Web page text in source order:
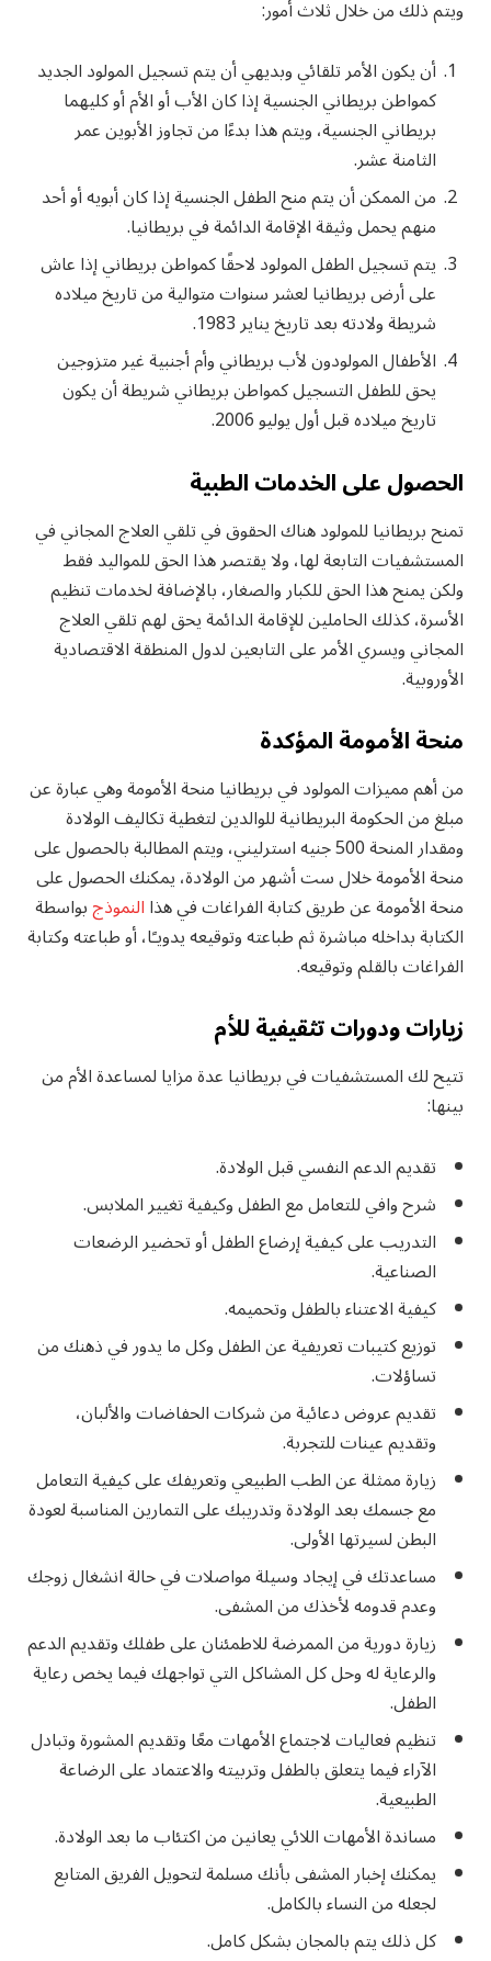
ويتم ذلك من خلال ثلاث أمور:
أن يكون الأمر تلقائي وبديهي أن يتم تسجيل المولود الجديد
كمواطن بريطاني الجنسية إذا كان الأب أو الأم أو كليهما
بريطاني الجنسية، ويتم هذا بدءًا من تجاوز الأبوين عمر
الثامنة عشر.
من الممكن أن يتم منح الطفل الجنسية إذا كان أبويه أو أحد
منهم يحمل وثيقة الإقامة الدائمة في بريطانيا.
يتم تسجيل الطفل المولود لاحقًا كمواطن بريطاني إذا عاش
على أرض بريطانيا لعشر سنوات متوالية من تاريخ ميلاده
شريطة ولادته بعد تاريخ يناير 1983.
الأطفال المولودون لأب بريطاني وأم أجنبية غير متزوجين
يحق للطفل التسجيل كمواطن بريطاني شريطة أن يكون
تاريخ ميلاده قبل أول يوليو 2006.
الحصول على الخدمات الطبية
تمنح بريطانيا للمولود هناك الحقوق في تلقي العلاج المجاني في
المستشفيات التابعة لها، ولا يقتصر هذا الحق للمواليد فقط
ولكن يمنح هذا الحق للكبار والصغار، بالإضافة لخدمات تنظيم
الأسرة، كذلك الحاملين للإقامة الدائمة يحق لهم تلقي العلاج
المجاني ويسري الأمر على التابعين لدول المنطقة الاقتصادية
الأوروبية.
منحة الأمومة المؤكدة
من أهم مميزات المولود في بريطانيا منحة الأمومة وهي عبارة عن
مبلغ من الحكومة البريطانية للوالدين لتغطية تكاليف الولادة
ومقدار المنحة 500 جنيه استرليني، ويتم المطالبة بالحصول على
منحة الأمومة خلال ست أشهر من الولادة، يمكنك الحصول على
منحة الأمومة عن طريق كتابة الفراغات في هذاالنموذجبواسطة
الكتابة بداخله مباشرة ثم طباعته وتوقيعه يدويـًا، أو طباعته وكتابة
الفراغات بالقلم وتوقيعه.
زيارات ودورات تثقيفية للأم
تتيح لك المستشفيات في بريطانيا عدة مزايا لمساعدة الأم من
بينها:
تقديم الدعم النفسي قبل الولادة.
شرح وافي للتعامل مع الطفل وكيفية تغيير الملابس.
التدريب على كيفية إرضاع الطفل أو تحضير الرضعات
الصناعية.
كيفية الاعتناء بالطفل وتحميمه.
توزيع كتيبات تعريفية عن الطفل وكل ما يدور في ذهنك من
تساؤلات.
تقديم عروض دعائية من شركات الحفاضات والألبان،
وتقديم عينات للتجربة.
زيارة ممثلة عن الطب الطبيعي وتعريفك على كيفية التعامل
مع جسمك بعد الولادة وتدريبك على التمارين المناسبة لعودة
البطن لسيرتها الأولى.
مساعدتك في إيجاد وسيلة مواصلات في حالة انشغال زوجك
وعدم قدومه لأخذك من المشفى.
زيارة دورية من الممرضة للاطمئنان على طفلك وتقديم الدعم
والرعاية له وحل كل المشاكل التي تواجهك فيما يخص رعاية
الطفل.
تنظيم فعاليات لاجتماع الأمهات معًا وتقديم المشورة وتبادل
الآراء فيما يتعلق بالطفل وتربيته والاعتماد على الرضاعة
الطبيعية.
مساندة الأمهات اللائي يعانين من اكتئاب ما بعد الولادة.
يمكنك إخبار المشفى بأنك مسلمة لتحويل الفريق المتابع
لجعله من النساء بالكامل.
كل ذلك يتم بالمجان بشكل كامل.